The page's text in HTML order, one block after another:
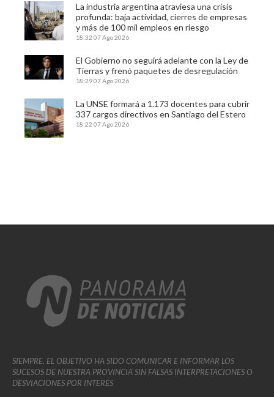
La industria argentina atraviesa una crisis
profunda: baja actividad, cierres de empresas
y más de 100 mil empleos en riesgo
18:32 07 Ago 2026
El Gobierno no seguirá adelante con la Ley de
Tierras y frenó paquetes de desregulación
18:2907 Ago 2026
La UNSE formará a 1.173 docentes para cubrir
337 cargos directivos en Santiago del Estero
18:22 07 Ago 2026
SIEMPRE, EL OBJETIVO HA SIDO COMUNICAR E INFORMAR LOS
SUCESOS DE NUESTRA PROVINCIA SIN FALSAS INTERPRETACIONES O
DESVIACIONES POR INTERÉS